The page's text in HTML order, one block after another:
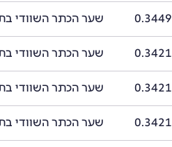
0.3449 שער הכתר השוודי בתאריך 02/01/2026
0.3421 שער הכתר השוודי בתאריך 03/01/2026
0.3421 שער הכתר השוודי בתאריך 04/01/2026
0.3421 שער הכתר השוודי בתאריך 05/01/2026